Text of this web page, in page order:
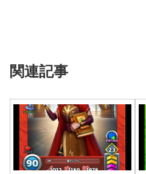
関連記事